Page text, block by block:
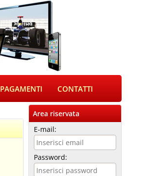
PAGAMENTI CONTATTI
Area riservata
E-mail:
Password: